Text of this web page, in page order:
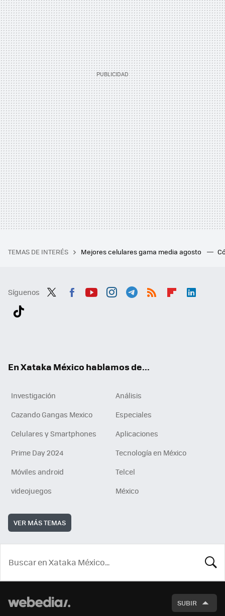
TEMAS DE INTERÉS Mejores celulares gama media agosto
Síguenos
En Xataka México hablamos de...
Investigación
Análisis
Cazando Gangas Mexico
Especiales
Celulares y Smartphones
Aplicaciones
Prime Day 2024
Tecnología en México
Móviles android
Telcel
videojuegos
México
VER MÁS TEMAS
SUBIR